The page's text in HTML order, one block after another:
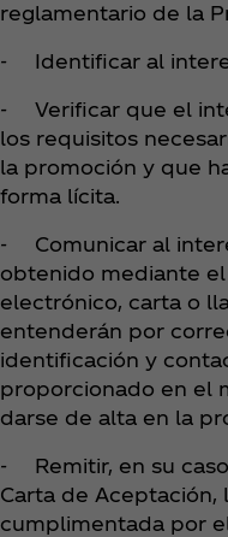
reglamentario de la
- Identificar al
- Verificar que el
los requisitos
la promoción y que
forma lícita.
- Comunicar al
obtenido mediante
electrónico, carta o
entenderán por
identificación y
proporcionado en el
darse de alta en la
- Remitir, en su
Carta de Aceptación,
cumplimentada por